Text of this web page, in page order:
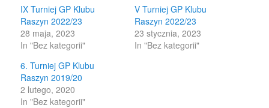
IX Turniej GP Klubu
Raszyn 2022/23
28 maja, 2023
In "Bez kategorii"
V Turniej GP Klubu
Raszyn 2022/23
23 stycznia, 2023
In "Bez kategorii"
6. Turniej GP Klubu
Raszyn 2019/20
2 lutego, 2020
In "Bez kategorii"